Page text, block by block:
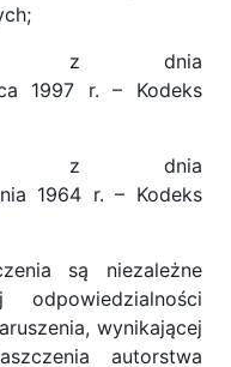
z dnia
1997 r. – Kodeks
z dnia
1964 r. – Kodeks
są niezależne
odpowiedzialności
wynikającej
autorstwa